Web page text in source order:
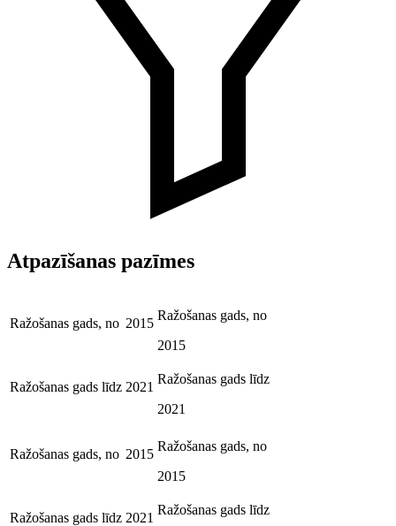
Atpazīšanas pazīmes
Ražošanas gads, no 2015
Ražošanas gads, no
2015
Ražošanas gads līdz 2021
Ražošanas gads līdz
2021
Ražošanas gads, no 2015
Ražošanas gads, no
2015
Ražošanas gads līdz 2021
Ražošanas gads līdz